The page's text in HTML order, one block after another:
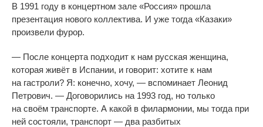
В 1991 году в концертном зале «Россия» прошла
презентация нового коллектива. И уже тогда «Казаки»
произвели фурор.
— После концерта подходит к нам русская женщина,
которая живёт в Испании, и говорит: хотите к нам
на гастроли? Я: конечно, хочу, — вспоминает Леонид
Петрович. — Договорились на 1993 год, но только
на своём транспорте. А какой в филармонии, мы тогда при
ней состояли, транспорт — два разбитых